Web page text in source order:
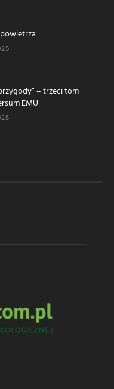
– trzeci tom
EMU